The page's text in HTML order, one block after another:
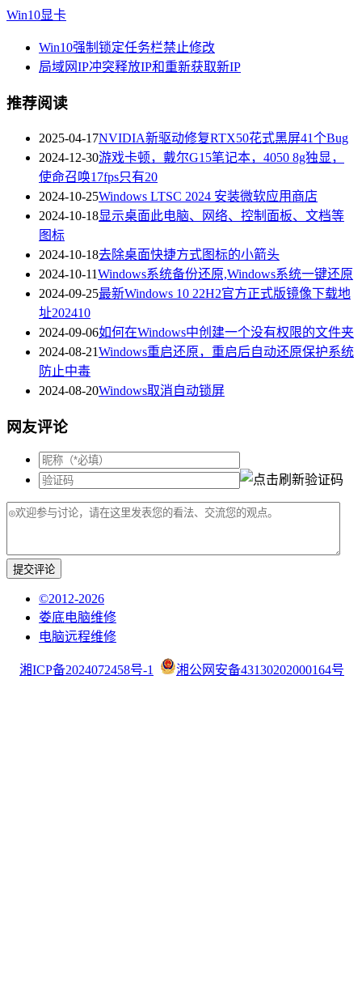
Win10显卡
Win10强制锁定任务栏禁止修改
局域网IP冲突释放IP和重新获取新IP
推荐阅读
2025-04-17NVIDIA新驱动修复RTX50花式黑屏41个Bug
2024-12-30游戏卡顿，戴尔G15笔记本，4050 8g独显，
使命召唤17fps只有20
2024-10-25Windows LTSC 2024 安装微软应用商店
2024-10-18显示桌面此电脑、网络、控制面板、文档等
图标
2024-10-18去除桌面快捷方式图标的小箭头
2024-10-11Windows系统备份还原,Windows系统一键还原
2024-09-25最新Windows 10 22H2官方正式版镜像下载地
址202410
2024-09-06如何在Windows中创建一个没有权限的文件夹
2024-08-21Windows重启还原，重启后自动还原保护系统
防止中毒
2024-08-20Windows取消自动锁屏
网友评论
提交评论
©2012-2026
娄底电脑维修
电脑远程维修
湘ICP备2024072458号-1 湘公网安备43130202000164号